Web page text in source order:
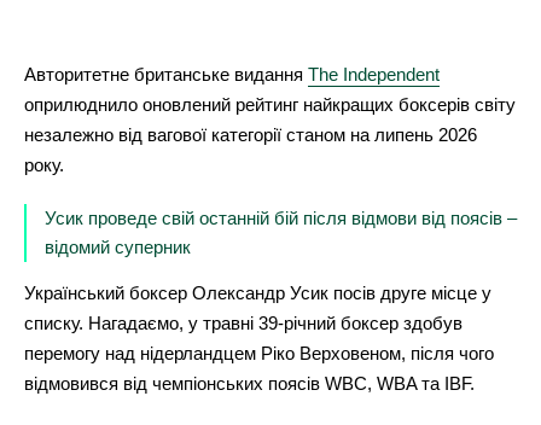
Авторитетне британське видання The Independent
оприлюднило оновлений рейтинг найкращих боксерів світу
незалежно від вагової категорії станом на липень 2026
року.
Усик проведе свій останній бій після відмови від поясів –
відомий суперник
Український боксер Олександр Усик посів друге місце у
списку. Нагадаємо, у травні 39-річний боксер здобув
перемогу над нідерландцем Ріко Верховеном, після чого
відмовився від чемпіонських поясів WBC, WBA та IBF.